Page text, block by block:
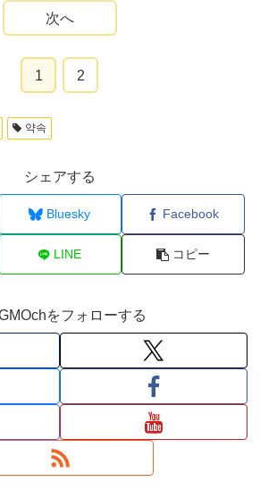
次へ
1 2
약속
シェアする
Bluesky Facebook
LINE コピー
をフォローする